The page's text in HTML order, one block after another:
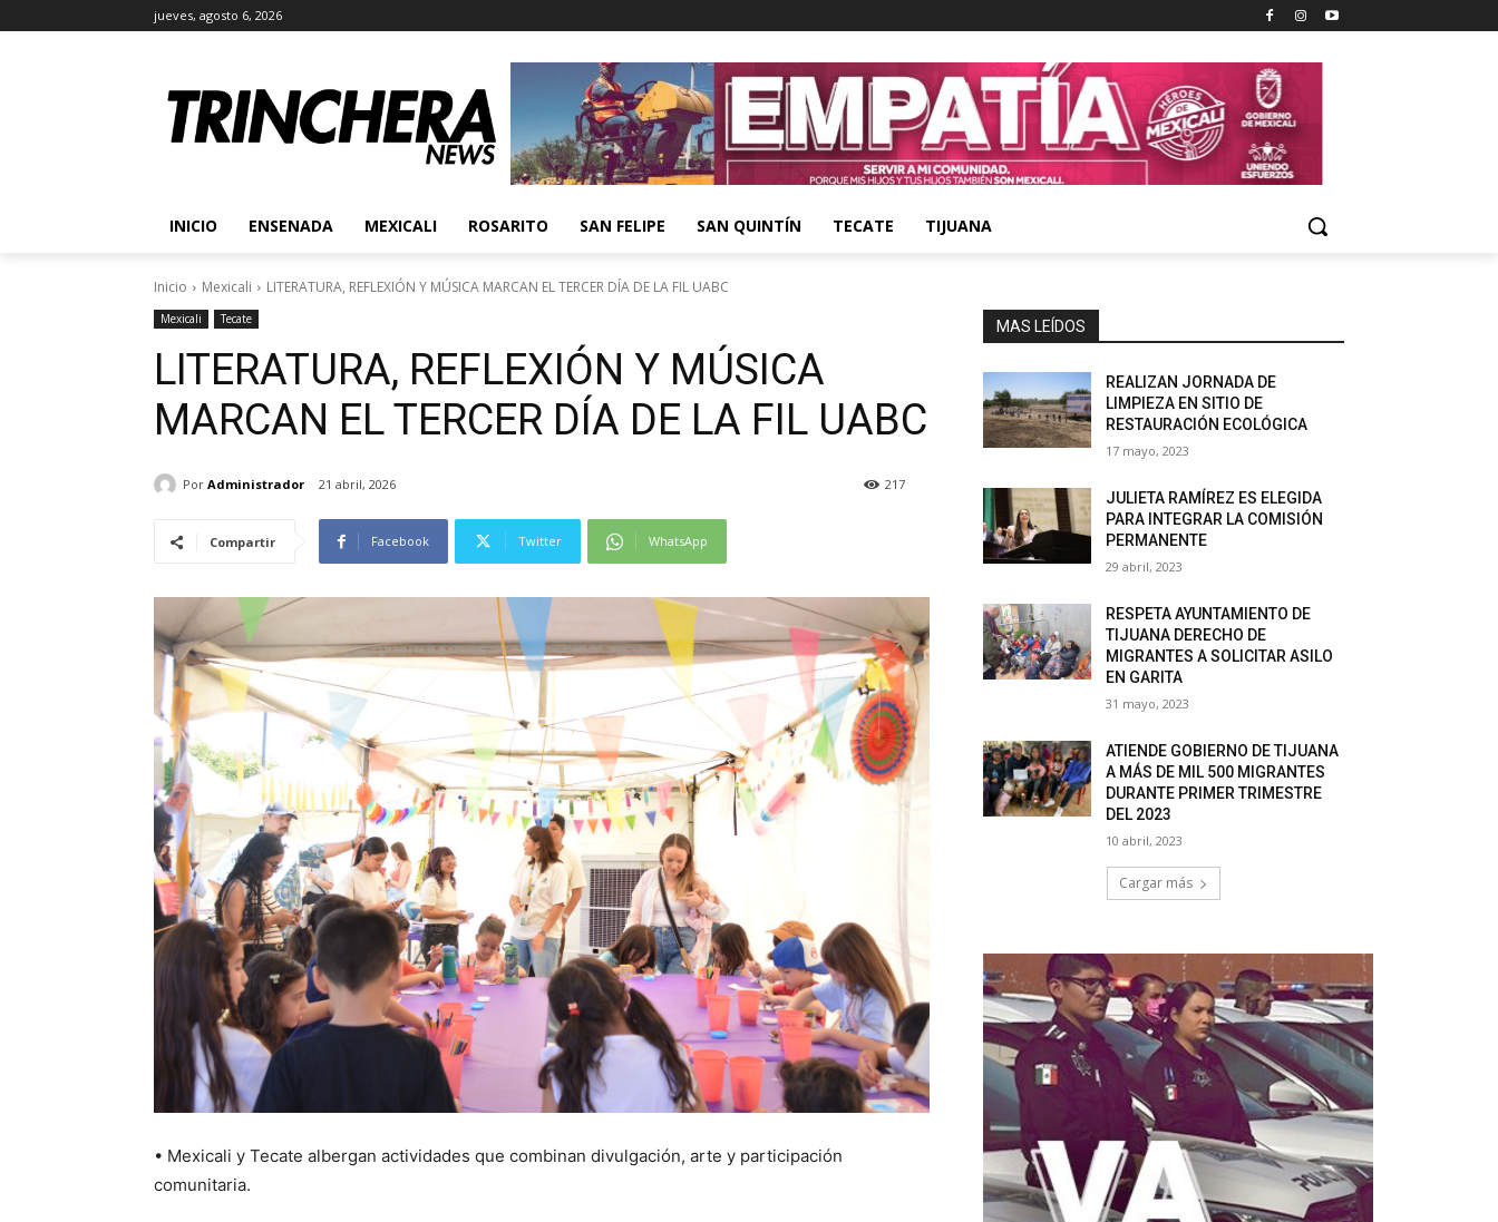
jueves, agosto 6, 2026
INICIO ENSENADA MEXICALI ROSARITO SAN FELIPE SAN QUINTÍN TECATE TIJUANA
Inicio Mexicali LITERATURA, REFLEXIÓN Y MÚSICA MARCAN EL TERCER DÍA DE LA FIL UABC
Mexicali Tecate
LITERATURA, REFLEXIÓN Y MÚSICA
MARCAN EL TERCER DÍA DE LA FIL UABC
Por Administrador 21 abril, 2026 217
Compartir Facebook Twitter WhatsApp
• Mexicali y Tecate albergan actividades que combinan divulgación, arte y participación
comunitaria.
MAS LEÍDOS
REALIZAN JORNADA DE
LIMPIEZA EN SITIO DE
RESTAURACIÓN ECOLÓGICA
17 mayo, 2023
JULIETA RAMÍREZ ES ELEGIDA
PARA INTEGRAR LA COMISIÓN
PERMANENTE
29 abril, 2023
RESPETA AYUNTAMIENTO DE
TIJUANA DERECHO DE
MIGRANTES A SOLICITAR ASILO
EN GARITA
31 mayo, 2023
ATIENDE GOBIERNO DE TIJUANA
A MÁS DE MIL 500 MIGRANTES
DURANTE PRIMER TRIMESTRE
DEL 2023
10 abril, 2023
Cargar más